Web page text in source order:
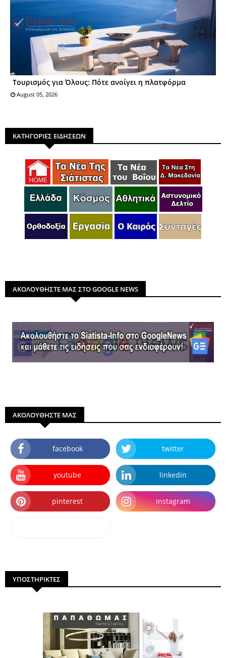
Τουρισμός για Όλους: Πότε ανοίγει η πλατφόρμα
August 05, 2026
ΚΑΤΗΓΟΡΙΕΣ ΕΙΔΗΣΕΩΝ
ΑΚΟΛΟΥΘΗΣΤΕ ΜΑΣ ΣΤΟ GOOGLE NEWS
ΑΚΟΛΟΥΘΗΣΤΕ ΜΑΣ
facebook twitter
youtube linkedin
pinterest instagram
ΥΠΟΣΤΗΡΙΚΤΕΣ